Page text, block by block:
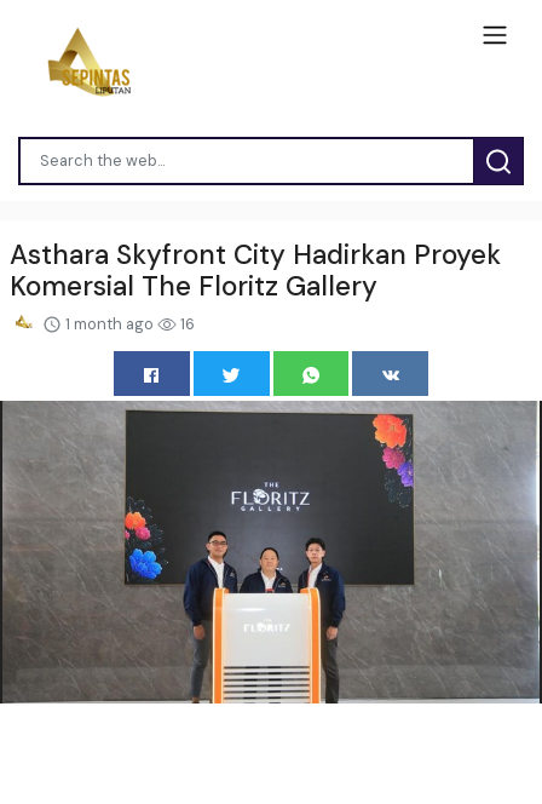
Asthara Skyfront City Hadirkan Proyek
Komersial The Floritz Gallery
1 month ago 16